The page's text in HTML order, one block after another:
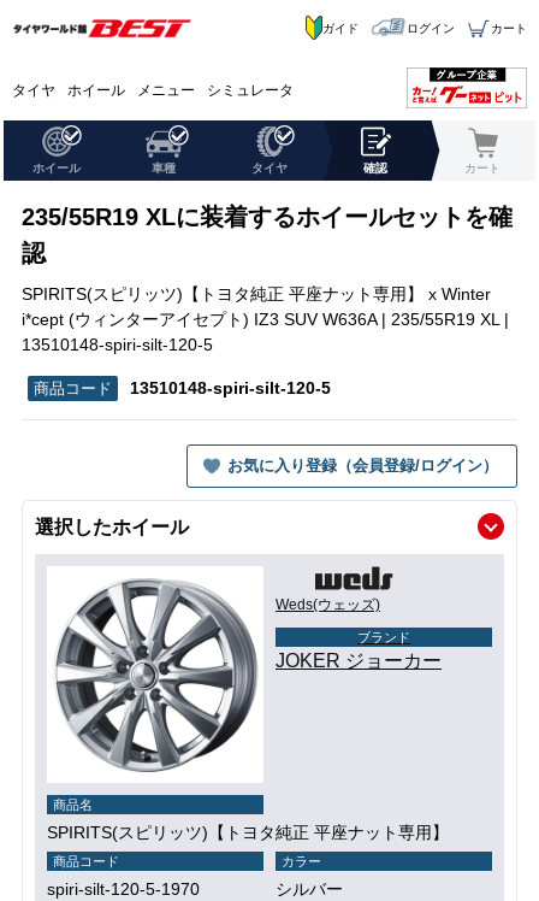
タイヤ ホイール メニュー シミュレータ
ガイド ログイン カート
ホイール 車種 タイヤ 確認 カート
235/55R19 XLに装着するホイールセットを確
認
SPIRITS(スピリッツ)【トヨタ純正 平座ナット専用】 x Winter
i*cept (ウィンターアイセプト) IZ3 SUV W636A | 235/55R19 XL |
13510148-spiri-silt-120-5
13510148-spiri-silt-120-5
お気に入り登録（会員登録/ログイン）
選択したホイール
Weds(ウェッズ)
ブランド
JOKER ジョーカー
商品名
SPIRITS(スピリッツ)【トヨタ純正 平座ナット専用】
商品コード
spiri-silt-120-5-1970
カラー
シルバー